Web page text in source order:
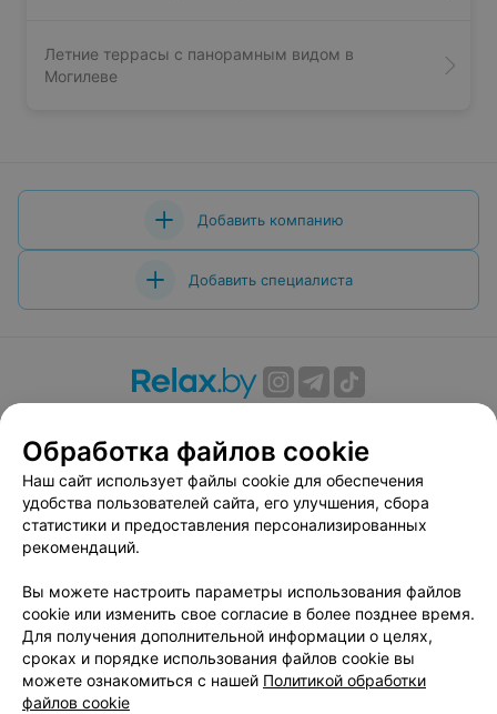
Летние террасы с панорамным видом в
Могилеве
Добавить компанию
Добавить специалиста
Вакансии
Публичный договор
Способы оплаты
Публичный договор по использованию сервиса
«Афиша»
Пользовательское соглашение
Связаться по вопросам сотрудничества
Написать руководителю relax.by
Персональные настройки cookie
Обработка персональных данных
Обработка файлов cookie
Наш сайт использует файлы cookie для обеспечения
удобства пользователей сайта, его улучшения, сбора
статистики и предоставления персонализированных
рекомендаций.
Вы можете настроить параметры использования файлов
cookie или изменить свое согласие в более позднее время.
Для получения дополнительной информации о целях,
сроках и порядке использования файлов cookie вы
можете ознакомиться с нашей Политикой обработки
файлов cookie